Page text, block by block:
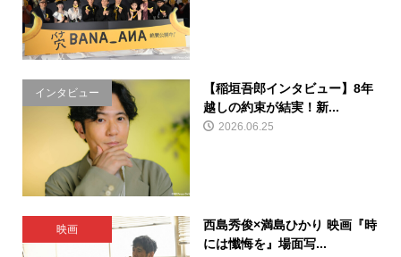
インタビュー
【稲垣吾郎インタビュー】8年
越しの約束が結実！新...
2026.06.25
映画
西島秀俊×満島ひかり 映画『時
には懺悔を』場面写...